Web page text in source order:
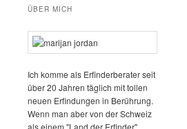
ÜBER MICH
Ich komme als Erfinderberater seit
über 20 Jahren täglich mit tollen
neuen Erfindungen in Berührung.
Wenn man aber von der Schweiz
als einem "Land der Erfinder"